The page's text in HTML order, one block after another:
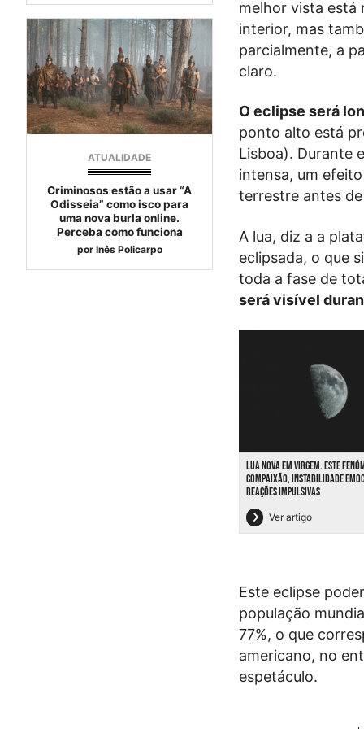
ATUALIDADE
Criminosos estão a usar “A
Odisseia” como isco para
uma nova burla online.
Perceba como funciona
por Inês Policarpo
melhor vista está
interior, mas
parcialmente, a
claro.
O eclipse será
ponto alto está
Lisboa). Durante
intensa, um
terrestre antes
A lua, diz a a
eclipsada, o que
toda a fase de
será visível
LUA NOVA EM VIRGEM. ESTE
COMPAIXÃO, INSTABILIDADE
REAÇÕES IMPULSIVAS
Ver artigo
Este eclipse
população
77%, o que
americano, no
espetáculo.